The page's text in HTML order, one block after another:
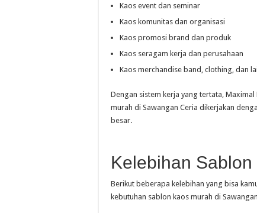
Kaos event dan seminar
Kaos komunitas dan organisasi
Kaos promosi brand dan produk
Kaos seragam kerja dan perusahaan
Kaos merchandise band, clothing, dan
Dengan sistem kerja yang tertata,
murah di Sawangan Ceria dikerjakan
besar.
Kelebihan
Berikut beberapa kelebihan yang bisa
kebutuhan sablon kaos murah di